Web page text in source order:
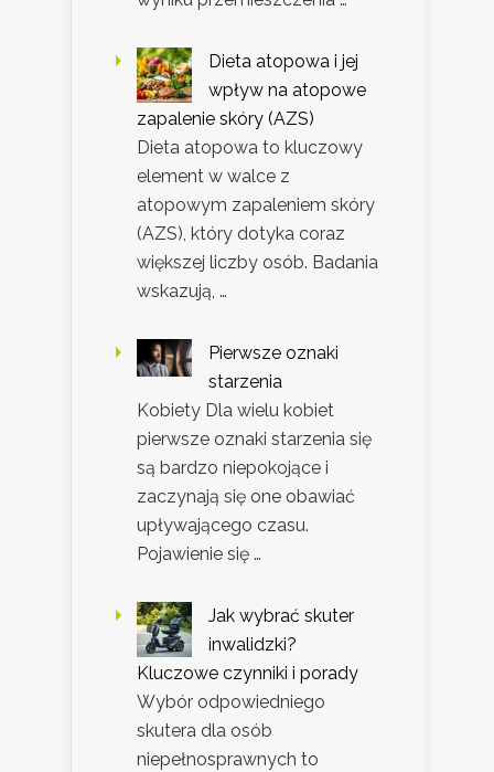
Dieta atopowa i jej
wpływ na atopowe
zapalenie skóry (AZS)
Dieta atopowa to kluczowy
element w walce z
atopowym zapaleniem skóry
(AZS), który dotyka coraz
większej liczby osób. Badania
wskazują, …
Pierwsze oznaki
starzenia
Kobiety Dla wielu kobiet
pierwsze oznaki starzenia się
są bardzo niepokojące i
zaczynają się one obawiać
upływającego czasu.
Pojawienie się …
Jak wybrać skuter
inwalidzki?
Kluczowe czynniki i porady
Wybór odpowiedniego
skutera dla osób
niepełnosprawnych to